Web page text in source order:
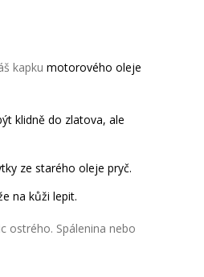
kapku motorového oleje
klidně do zlatova, ale
ze starého oleje pryč.
na kůži lepit.
ostrého. Spálenina nebo